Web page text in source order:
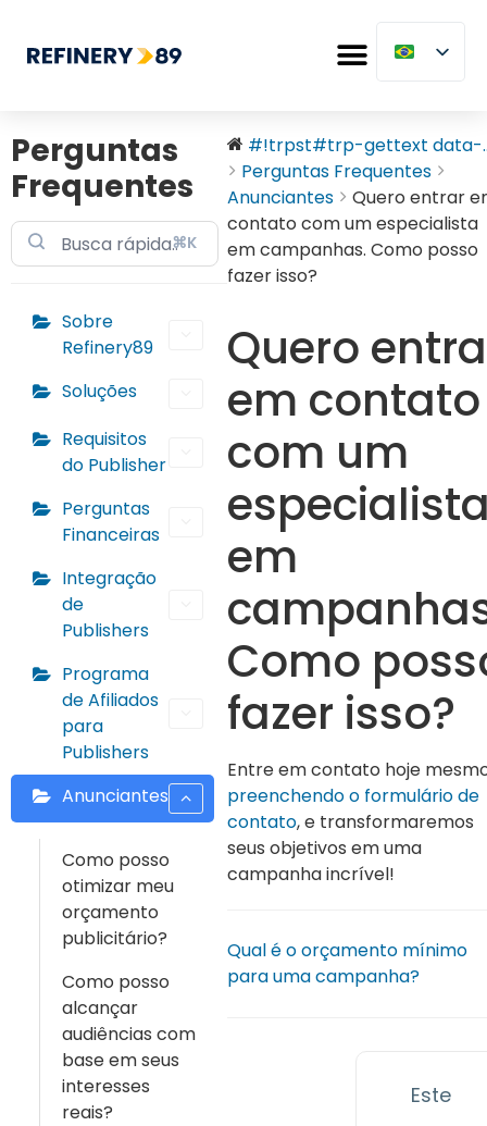
Perguntas
Frequentes
⌘K
Sobre
Refinery89
Soluções
Requisitos
do Publisher
Perguntas
Financeiras
Integração
de
Publishers
Programa
de Afiliados
para
Publishers
Anunciantes
Como posso
otimizar meu
orçamento
publicitário?
Como posso
alcançar
audiências com
base em seus
interesses
reais?
#!trpst#trp-gettext data-
Perguntas Frequentes
Anunciantes
Quero entrar
contato com um especialista
em campanhas. Como posso
fazer isso?
Quero
em contato
com um
em
Como
fazer isso?
Entre em contato hoje
preenchendo o formulário de
contato, e transformaremos
seus objetivos em uma
campanha incrível!
Qual é o orçamento mínimo
para uma campanha?
Este